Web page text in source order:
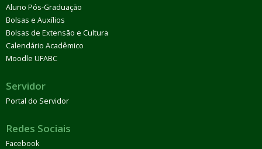
Aluno Pós-Graduação
Bolsas e Auxílios
Bolsas de Extensão e Cultura
Calendário Acadêmico
Moodle UFABC
Servidor
Portal do Servidor
Redes Sociais
Facebook